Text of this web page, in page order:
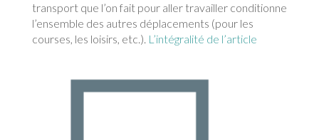
transport que l’on fait pour aller travailler conditionne
l’ensemble des autres déplacements (pour les
courses, les loisirs, etc.). L’intégralité de l’article